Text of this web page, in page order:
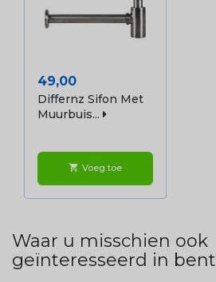
Prijs
49,00
Differnz Sifon Met
Muurbuis...
shopping_cart Voeg toe
Waar u misschien ook
geïnteresseerd in bent